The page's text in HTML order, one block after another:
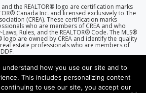
and the REALTOR® logo are certification marks
Canada Inc. and licensed exclusively to The
(CREA). These certification marks
who are members of CREA and who
Laws, Rules, and the REALTOR® Code. The MLS®
logo are owned by CREA and identify the quality
estate professionals who are members of
understand how you use our site and to
This includes personalizing content
to use our site, you accept our